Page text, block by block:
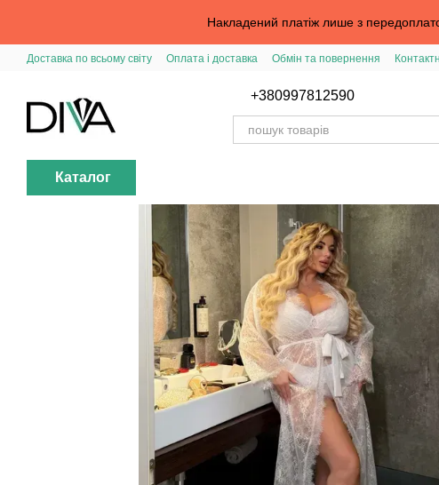
Накладений платіж лише з
Доставка по всьому світу Оплата і доставка Обмін та повернення
+380997812590
Каталог